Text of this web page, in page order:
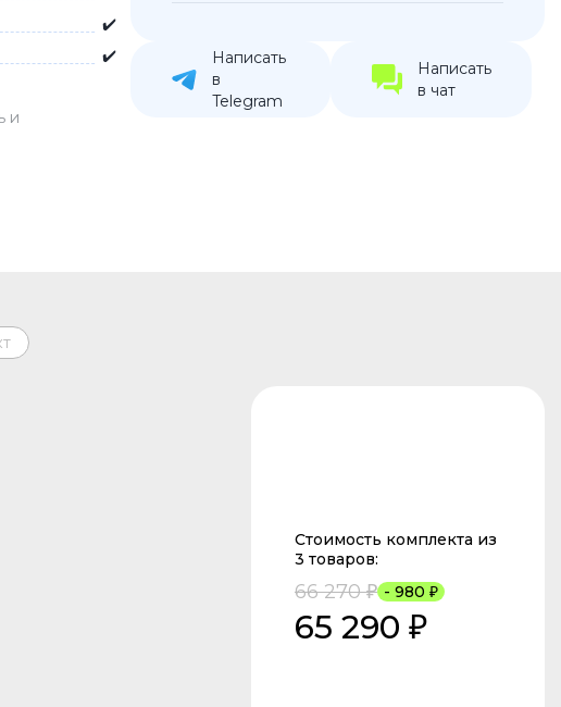
устройства
аккумуляторы
держатели
✔️
✔️
и
Написать
в
Telegram
Написать
в чат
Стоимость комплекта из
3 товаров:
66 270 ₽ - 980 ₽
65 290 ₽